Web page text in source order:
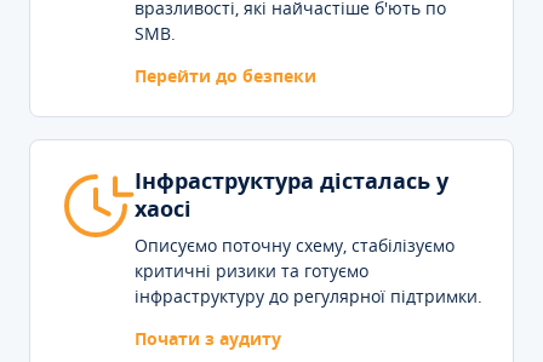
вразливості, які найчастіше б'ють по
SMB.
Перейти до безпеки
Інфраструктура дісталась у
хаосі
Описуємо поточну схему, стабілізуємо
критичні ризики та готуємо
інфраструктуру до регулярної підтримки.
Почати з аудиту